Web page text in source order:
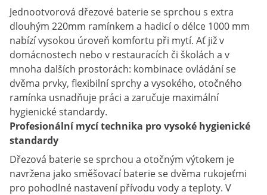
Jednootvorová dřezové baterie se sprchou s extra
dlouhým 220mm ramínkem a hadicí o délce 1000 mm
nabízí vysokou úroveň komfortu při mytí. Ať již v
domácnostech nebo v restauracích či školách a v
mnoha dalších prostorách: kombinace ovládání se
dvěma prvky, flexibilní sprchy a vysokého, otočného
ramínka usnadňuje práci a zaručuje maximální
hygienické standardy.
Profesionální mycí technika pro vysoké hygienické
standardy
Dřezová baterie se sprchou a otočným výtokem je
navržena jako směšovací baterie se dvěma rukojeťmi
pro pohodlné nastavení přívodu vody a teploty. V